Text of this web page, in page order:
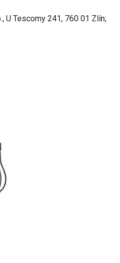
U Tescomy 241, 760 01 Zlín;